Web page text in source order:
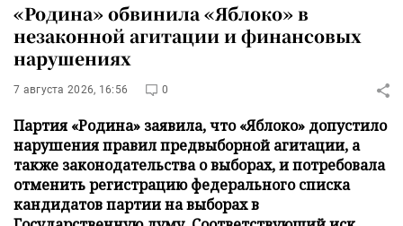
«Родина» обвинила «Яблоко» в
незаконной агитации и финансовых
нарушениях
7 августа 2026, 16:56 0
Партия «Родина» заявила, что «Яблоко» допустило
нарушения правил предвыборной агитации, а
также законодательства о выборах, и потребовала
отменить регистрацию федерального списка
кандидатов партии на выборах в